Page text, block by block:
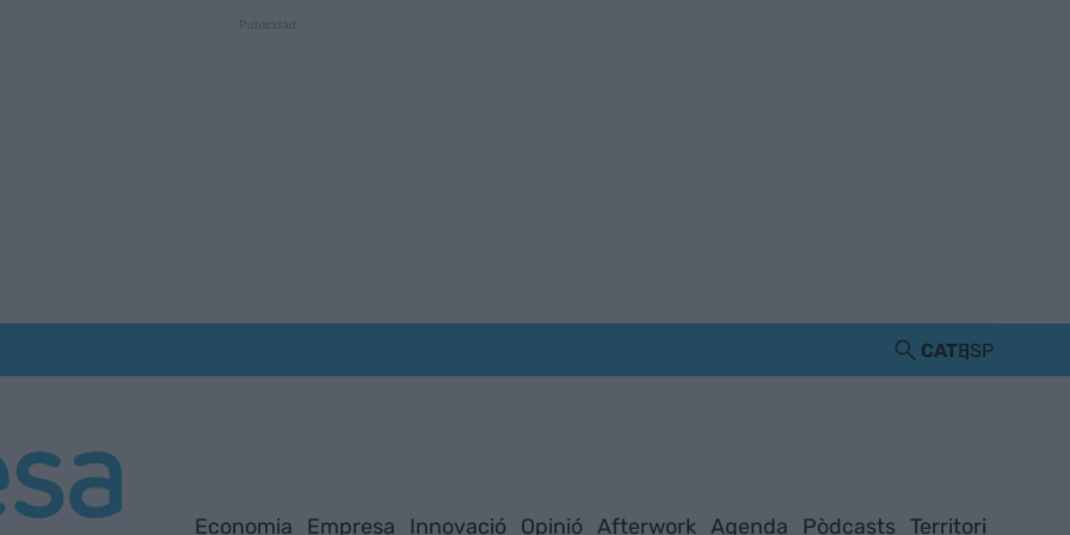
CATESP
Economia Empresa Innovació Opinió Afterwork Agenda Pòdcasts Territori